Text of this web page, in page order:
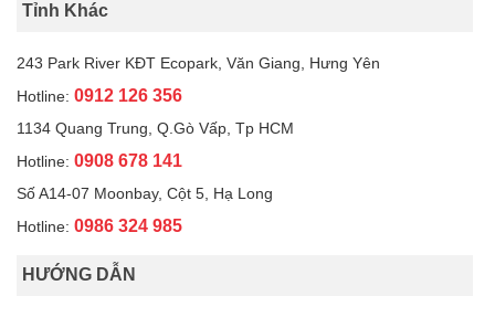
Tỉnh Khác
243 Park River KĐT Ecopark, Văn Giang, Hưng Yên
Hotline: 0912 126 356
1134 Quang Trung, Q.Gò Vấp, Tp HCM
Hotline: 0908 678 141
Số A14-07 Moonbay, Cột 5, Hạ Long
Hotline: 0986 324 985
HƯỚNG DẪN